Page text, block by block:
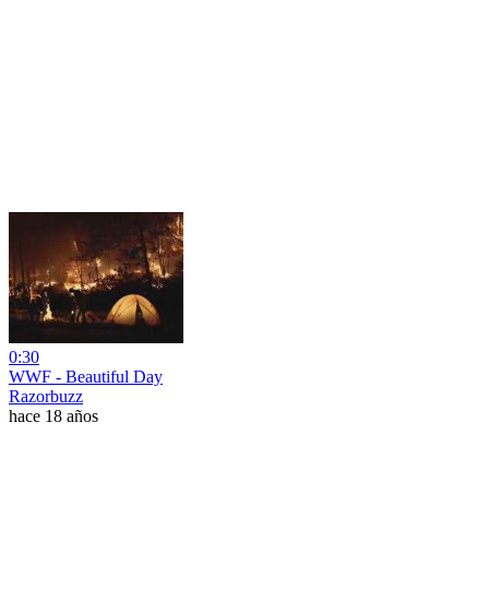
0:30
WWF - Beautiful Day
Razorbuzz
hace 18 años